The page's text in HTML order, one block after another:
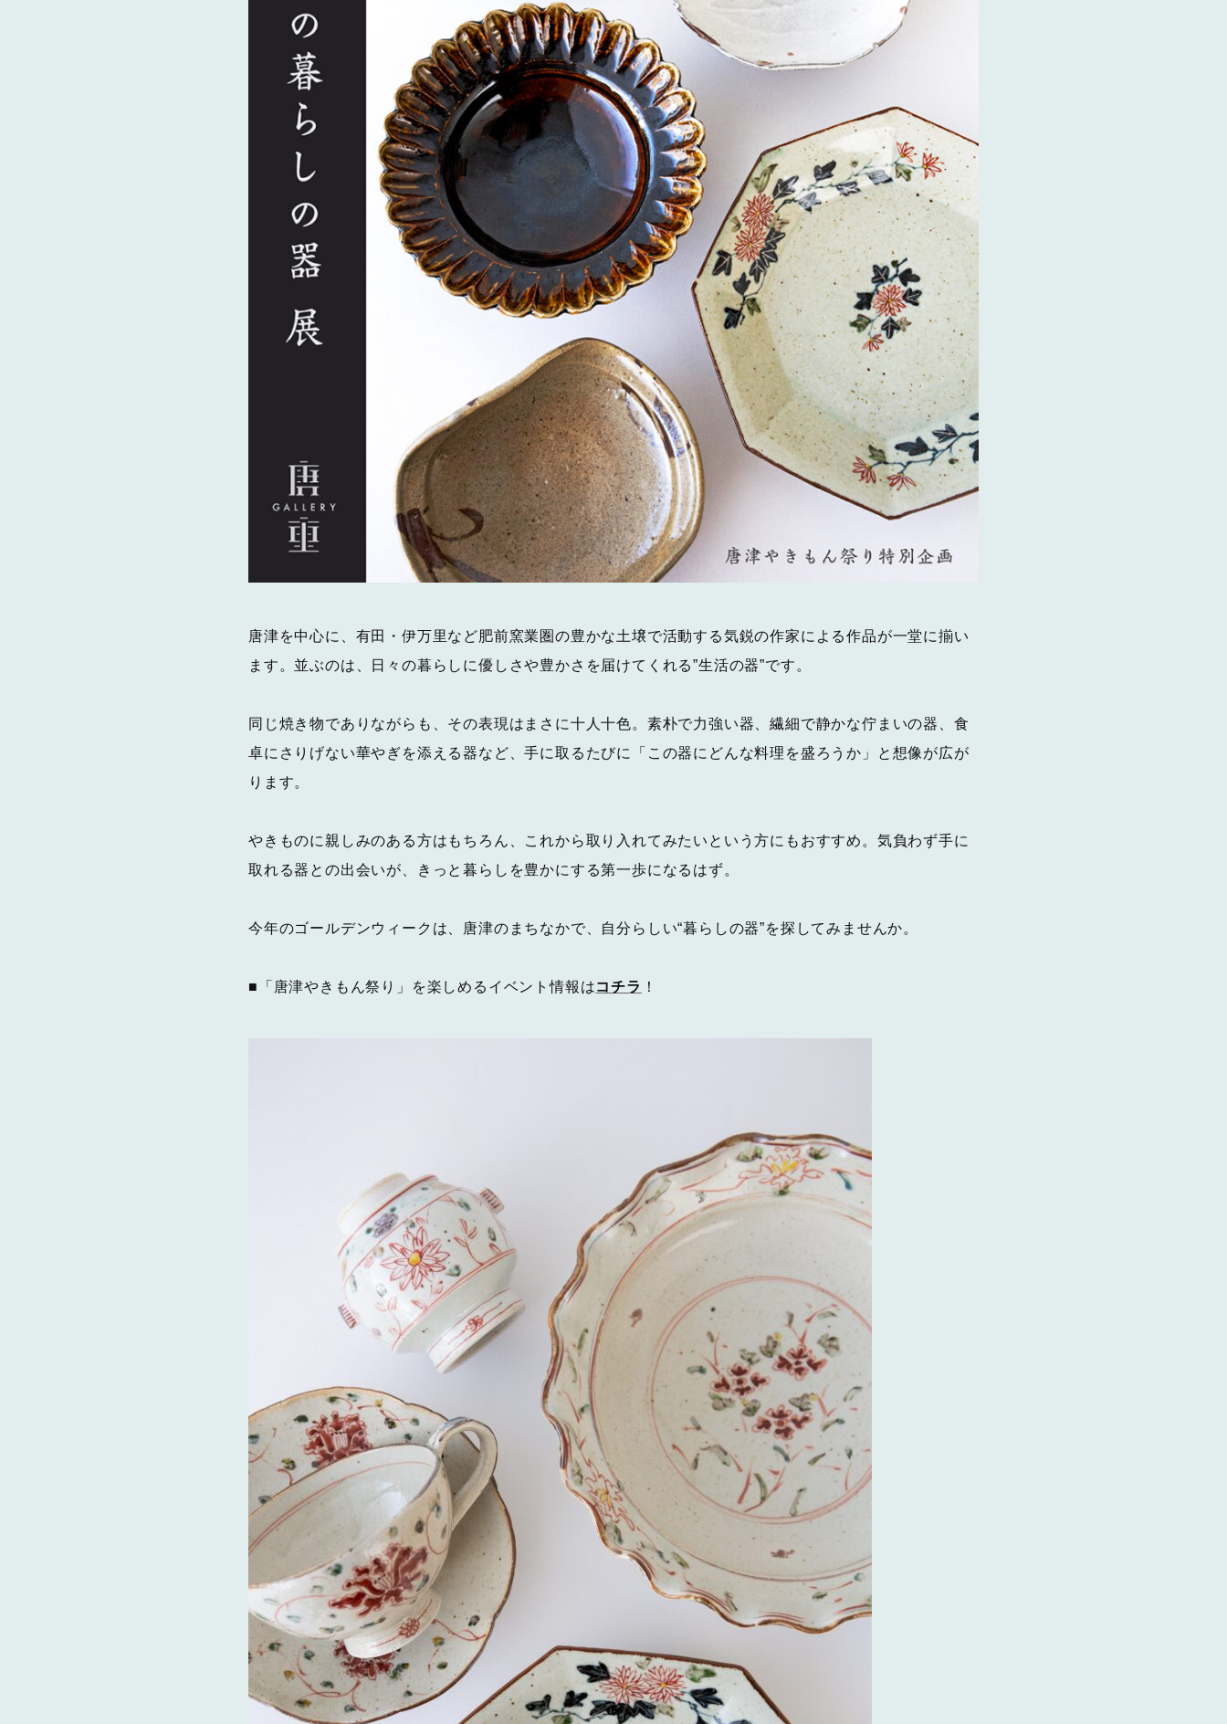
唐津を中心に、有田・伊万里など肥前窯業圏の豊かな土壌で活動する気鋭の作家による作品が一堂に揃い
ます。並ぶのは、日々の暮らしに優しさや豊かさを届けてくれる”生活の器”です。
同じ焼き物でありながらも、その表現はまさに十人十色。素朴で力強い器、繊細で静かな佇まいの器、食
卓にさりげない華やぎを添える器など、手に取るたびに「この器にどんな料理を盛ろうか」と想像が広が
ります。
やきものに親しみのある方はもちろん、これから取り入れてみたいという方にもおすすめ。気負わず手に
取れる器との出会いが、きっと暮らしを豊かにする第一歩になるはず。
今年のゴールデンウィークは、唐津のまちなかで、自分らしい“暮らしの器”を探してみませんか。
■「唐津やきもん祭り」を楽しめるイベント情報はコチラ ！